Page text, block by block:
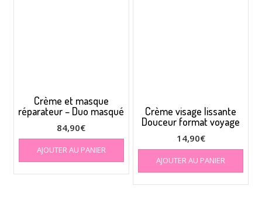
Crème et masque
réparateur – Duo masqué
84,90€
AJOUTER AU PANIER
Crème visage lissante
Douceur format voyage
14,90€
AJOUTER AU PANIER